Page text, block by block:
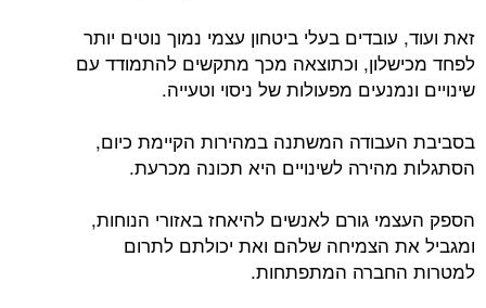
זאת ועוד, עובדים בעלי ביטחון עצמי נמוך נוטים יותר
לפחד מכישלון, וכתוצאה מכך מתקשים להתמודד עם
שינויים ונמנעים מפעולות של ניסוי וטעייה.
בסביבת העבודה המשתנה במהירות הקיימת כיום,
הסתגלות מהירה לשינויים היא תכונה מכרעת.
הספק העצמי גורם לאנשים להיאחז באזורי הנוחות,
ומגביל את הצמיחה שלהם ואת יכולתם לתרום
למטרות החברה המתפתחות.